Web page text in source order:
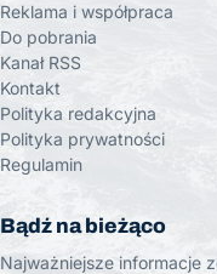
Reklama i współpraca
Do pobrania
Kanał RSS
Kontakt
Polityka redakcyjna
Polityka prywatności
Regulamin
Bądź na bieżąco
Najważniejsze informacje